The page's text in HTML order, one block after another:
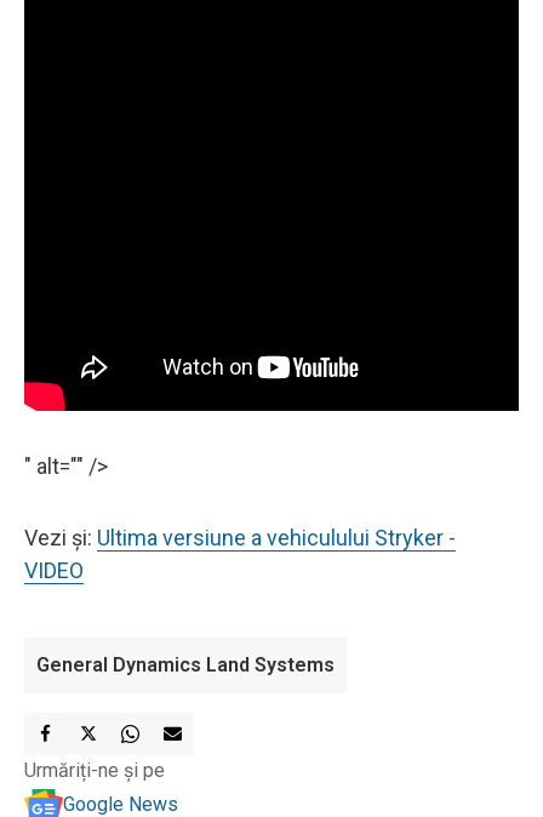
" alt="" />
Vezi și: Ultima versiune a vehiculului Stryker -
VIDEO
General Dynamics Land Systems
Urmăriți-ne și pe
Google News